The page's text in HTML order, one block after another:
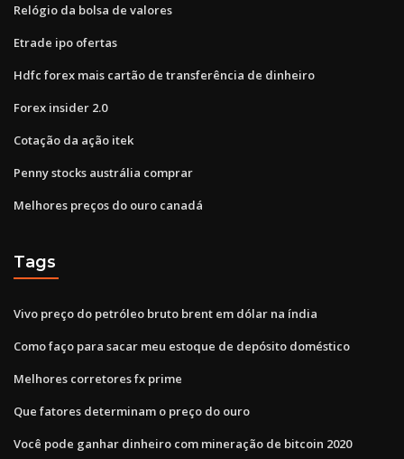
Relógio da bolsa de valores
Etrade ipo ofertas
Hdfc forex mais cartão de transferência de dinheiro
Forex insider 2.0
Cotação da ação itek
Penny stocks austrália comprar
Melhores preços do ouro canadá
Tags
Vivo preço do petróleo bruto brent em dólar na índia
Como faço para sacar meu estoque de depósito doméstico
Melhores corretores fx prime
Que fatores determinam o preço do ouro
Você pode ganhar dinheiro com mineração de bitcoin 2020